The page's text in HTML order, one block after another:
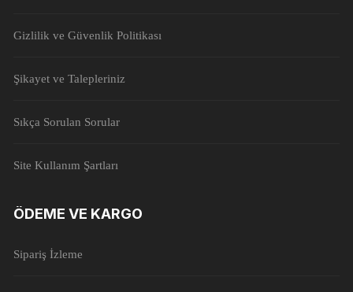
Gizlilik ve Güvenlik Politikası
Şikayet ve Talepleriniz
Sıkça Sorulan Sorular
Site Kullanım Şartları
ÖDEME VE KARGO
Sipariş İzleme